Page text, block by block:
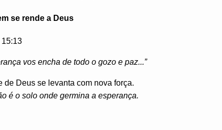
se rende a Deus
15:13
vos encha de todo o gozo e paz...”
de Deus se levanta com nova força.
é o solo onde germina a esperança.